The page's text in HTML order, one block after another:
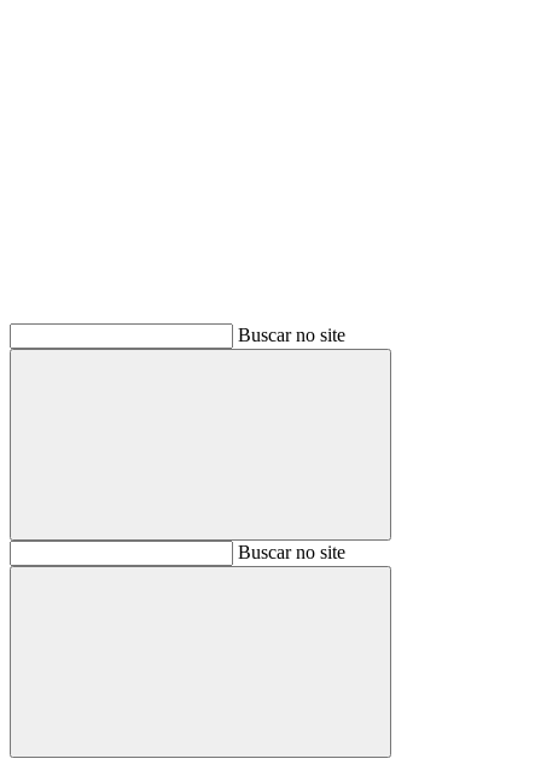
Buscar no site
BuscarBuscar no site
Buscar